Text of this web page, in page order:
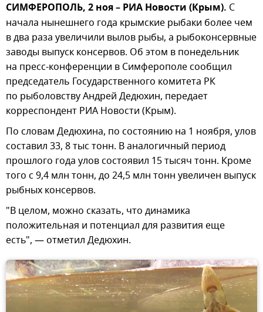
СИМФЕРОПОЛЬ, 2 ноя – РИА Новости (Крым). С
начала нынешнего года крымские рыбаки более чем
в два раза увеличили вылов рыбы, а рыбоконсервные
заводы выпуск консервов. Об этом в понедельник
на пресс-конференции в Симферополе сообщил
председатель Государственного комитета РК
по рыболовству Андрей Дедюхин, передает
корреспондент РИА Новости (Крым).
По словам Дедюхина, по состоянию на 1 ноября, улов
составил 33, 8 тыс тонн. В аналогичный период
прошлого года улов состоявил 15 тысяч тонн. Кроме
того с 9,4 млн тонн, до 24,5 млн тонн увеличен выпуск
рыбных консервов.
"В целом, можно сказать, что динамика
положительная и потенциал для развития еще
есть", — отметил Дедюхин.